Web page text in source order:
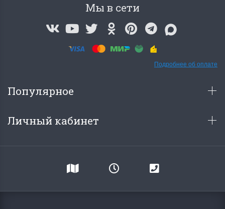
Мы в сети
Подробнее об оплате
Популярное
Личный кабинет